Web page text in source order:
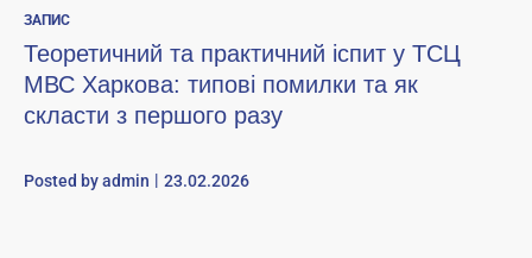
ЗАПИС
Теоретичний та практичний іспит у ТСЦ
МВС Харкова: типові помилки та як
скласти з першого разу
Posted byadmin 23.02.2026